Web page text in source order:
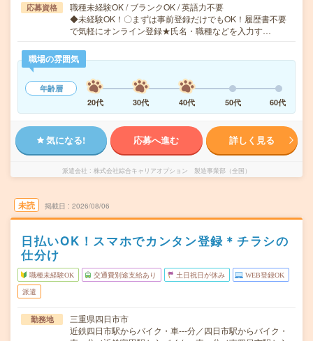
応募資格
職種未経験OK / ブランクOK / 英語力不要
◆未経験OK！〇まずは事前登録だけでもOK！履歴書不要
で気軽にオンライン登録★氏名・職種などを入力す…
職場の雰囲気
年齢層
20代
30代 40代 50代 60代
気になる! 応募へ進む 詳しく見る
派遣会社 株式会社綜合キャリアオプション 製造事業部（全国）
未読 掲載日 2026/08/06
日払いOK！スマホでカンタン登録＊チラシの
仕分け
職種未経験OK 交通費別途支給あり 土日祝日が休み WEB登録OK
派遣
勤務地
三重県四日市市
近鉄四日市駅からバイク・車---分／四日市駅からバイク・